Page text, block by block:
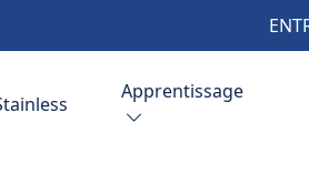
Apprentissage